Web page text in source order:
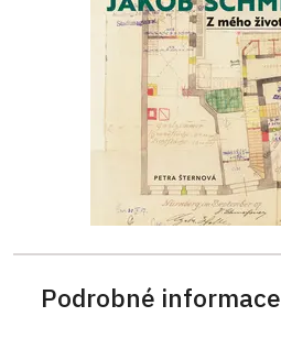
Podrobné informace